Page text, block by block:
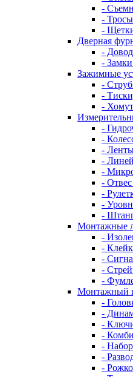
-
-
-
Дверная
-
-
Зажимные
-
-
-
-
-
-
-
-
-
-
-
-
Монтажные
-
-
-
-
-
Монтажный
-
-
-
-
-
-
-